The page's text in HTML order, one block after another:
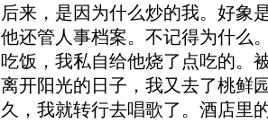
后来，是因为什么炒的我。好象
他还管人事档案。不记得为什么
吃饭，我私自给他烧了点吃的。
离开阳光的日子，我又去了桃鲜
久，我就转行去唱歌了。酒店里